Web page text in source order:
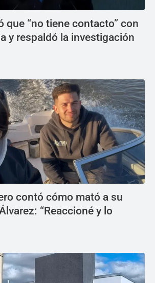
que “no tiene contacto” con
y respaldó la investigación
contó cómo mató a su
“Reaccioné y lo